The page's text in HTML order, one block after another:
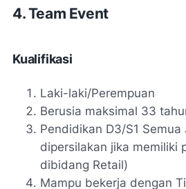
4. Team Event
Kualifikasi
Laki-laki/Perempuan
Berusia maksimal 33
Pendidikan D3/S1
dipersilakan jika memiliki
dibidang Retail)
Mampu bekerja dengan